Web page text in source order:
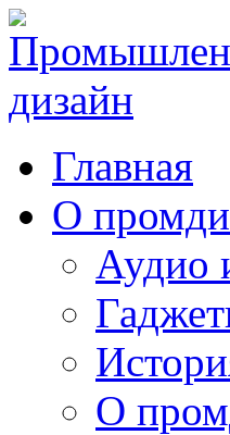
Главная
О
Аудио
О